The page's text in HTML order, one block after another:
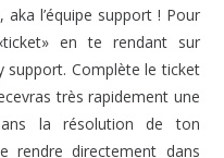
l’équipe support ! Pour
en te rendant sur
support. Complète le ticket
très rapidement une
la résolution de ton
rendre directement dans